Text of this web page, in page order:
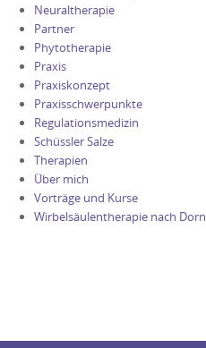
Neuraltherapie
Partner
Phytotherapie
Praxis
Praxiskonzept
Praxisschwerpunkte
Regulationsmedizin
Schüssler Salze
Therapien
Über mich
Vorträge und Kurse
Wirbelsäulentherapie nach Dorn